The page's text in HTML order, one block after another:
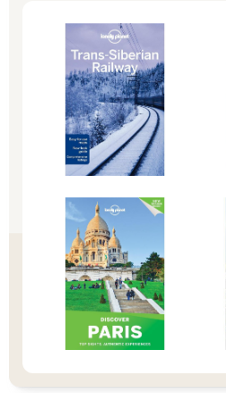
嗯，這就是為什麼，我會在那堂師
因為我不守秩序，所以罰我抄課文
去醫治肚子痛好一點點。最悲傷的
討厭寫字的我，最討厭的學習活動
現在彷彿語文教育改革鬥士，到處
原理、哪裡是無效訓練，小學時的
我討厭的只有「寫字」本身而已。
今天，我都還記得自己最早幾篇作
人物：我和母親
時間：某天下午
地點：母親在臥房，我坐在小桌旁
母親：「你可以寫『我們這次校外
多新知識』。」
我縮寫：「校外教學去九族，學到
我問：「那下一句呢？」
母親沉吟：「你可以寫『我們看了
文化』。」
我再縮寫：「我們看表演了解原住